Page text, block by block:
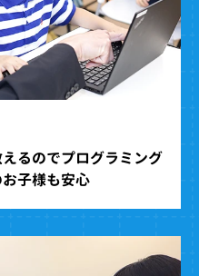
るのでプログラミング
子様も安心